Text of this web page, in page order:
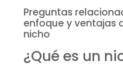
Preguntas
enfoque y ventajas
nicho
¿Qué es un